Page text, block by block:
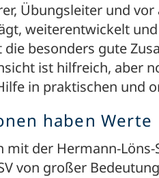
Übungsleiter und
weiterentwickelt
die besonders gute
ist hilfreich, aber
in praktischen und
haben Werte
mit der Hermann-
von großer